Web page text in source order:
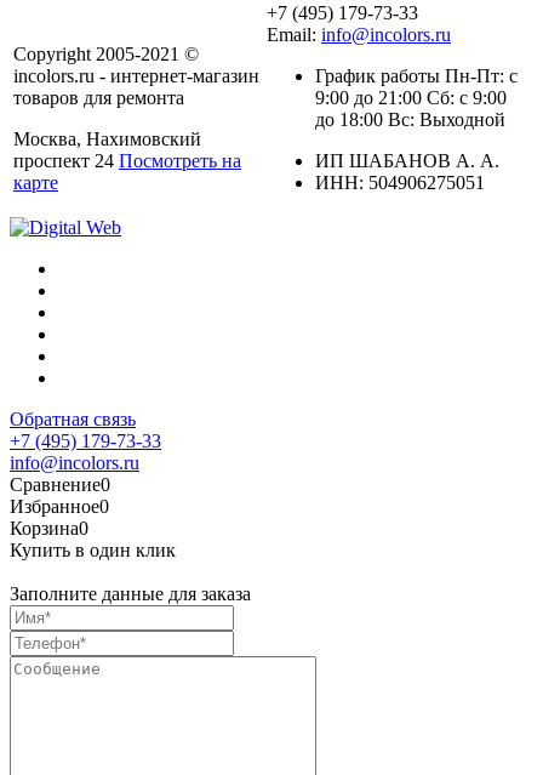
Copyright 2005-2021 ©
incolors.ru - интернет-магазин
товаров для ремонта
Москва, Нахимовский
проспект 24 Посмотреть на
карте
+7 (495) 179-73-33
Email: info@incolors.ru
График работы Пн-Пт: с
9:00 до 21:00 Сб: с 9:00
до 18:00 Вс: Выходной
ИП ШАБАНОВ А. А.
ИНН: 504906275051
Обратная связь
+7 (495) 179-73-33
info@incolors.ru
Сравнение0
Избранное0
Корзина0
Купить в один клик
Заполните данные для заказа